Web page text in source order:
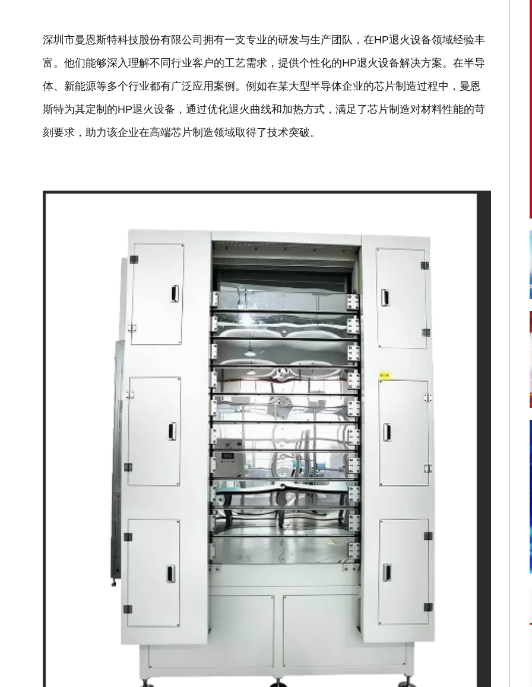
深圳市曼恩斯特科技股份有限公司拥有一支专业的研发与生产团队，在HP退火设备领域经验丰
富。他们能够深入理解不同行业客户的工艺需求，提供个性化的HP退火设备解决方案。在半导
体、新能源等多个行业都有广泛应用案例。例如在某大型半导体企业的芯片制造过程中，曼恩
斯特为其定制的HP退火设备，通过优化退火曲线和加热方式，满足了芯片制造对材料性能的苛
刻要求，助力该企业在高端芯片制造领域取得了技术突破。